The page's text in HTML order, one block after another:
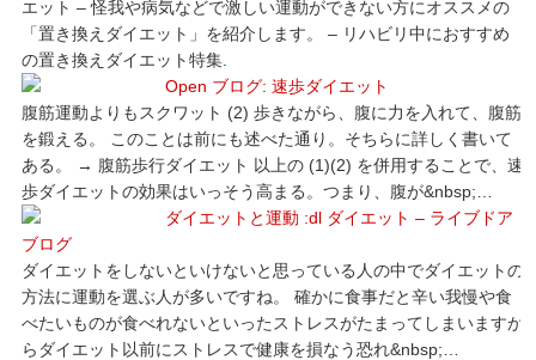
エット – 怪我や病気などで激しい運動ができない方にオススメの
「置き換えダイエット」を紹介します。 – リハビリ中におすすめ
の置き換えダイエット特集.
Open ブログ: 速歩ダイエット
腹筋運動よりもスクワット (2) 歩きながら、腹に力を入れて、腹筋
を鍛える。 このことは前にも述べた通り。そちらに詳しく書いて
ある。 → 腹筋歩行ダイエット 以上の (1)(2) を併用することで、速
歩ダイエットの効果はいっそう高まる。つまり、腹が&nbsp;…
ダイエットと運動 :dl ダイエット – ライブドア
ブログ
ダイエットをしないといけないと思っている人の中でダイエットの
方法に運動を選ぶ人が多いですね。 確かに食事だと辛い我慢や食
べたいものが食べれないといったストレスがたまってしまいますか
らダイエット以前にストレスで健康を損なう恐れ&nbsp;…